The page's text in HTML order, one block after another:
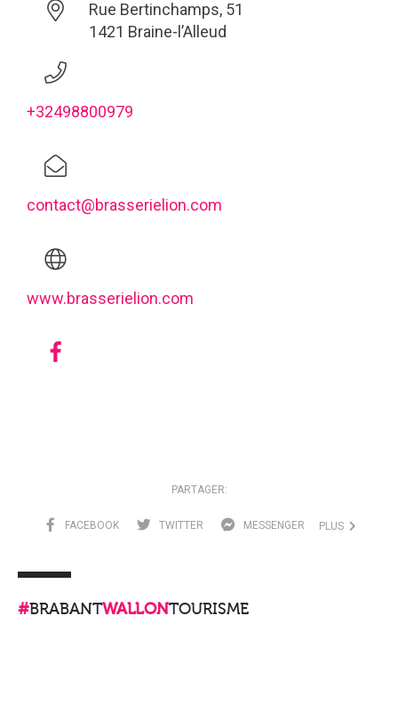
Rue Bertinchamps, 51
1421 Braine-l’Alleud
+32498800979
contact@brasserielion.com
www.brasserielion.com
PARTAGER:
FACEBOOK TWITTER MESSENGER PLUS
#BRABANTWALLONTOURISME